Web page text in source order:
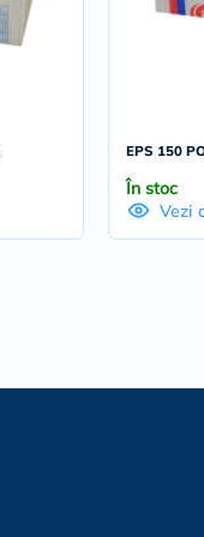
EPS 150
În stoc
Vezi